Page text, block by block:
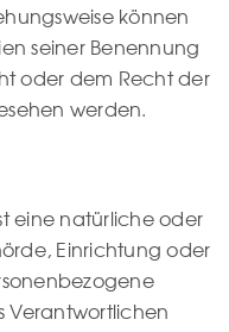
können
seiner Benennung
oder dem Recht der
werden.
eine natürliche oder
Einrichtung oder
Verantwortlichen